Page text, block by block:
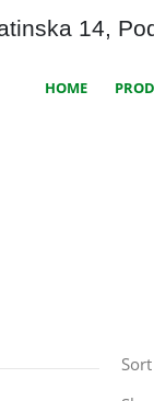
14,
HOME